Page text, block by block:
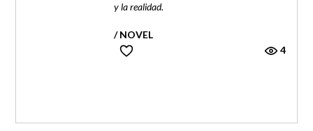
y la realidad.
/ NOVEL
4